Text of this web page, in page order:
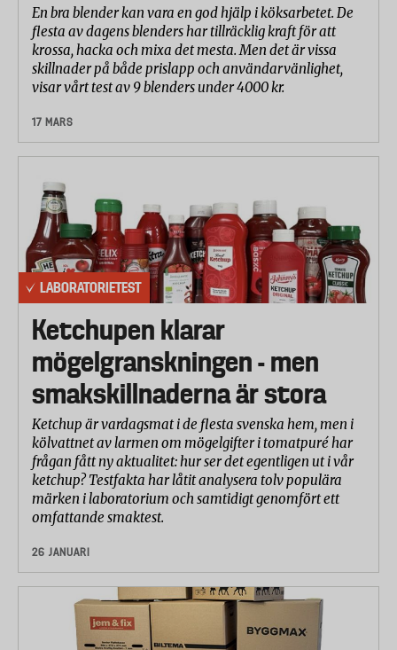
En bra blender kan vara en god hjälp i köksarbetet. De
flesta av dagens blenders har tillräcklig kraft för att
krossa, hacka och mixa det mesta. Men det är vissa
skillnader på både prislapp och användarvänlighet,
visar vårt test av 9 blenders under 4000 kr.
17 MARS
LABORATORIETEST
Ketchupen klarar
mögelgranskningen - men
smakskillnaderna är stora
Ketchup är vardagsmat i de flesta svenska hem, men i
kölvattnet av larmen om mögelgifter i tomatpuré har
frågan fått ny aktualitet: hur ser det egentligen ut i vår
ketchup? Testfakta har låtit analysera tolv populära
märken i laboratorium och samtidigt genomfört ett
omfattande smaktest.
26 JANUARI